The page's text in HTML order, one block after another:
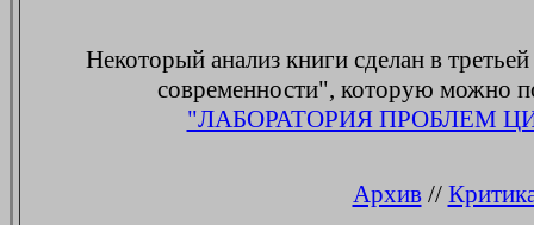
Некоторый анализ книги сделан в
современности", которую можно
"ЛАБОРАТОРИЯ ПРОБЛЕМ
Архив//